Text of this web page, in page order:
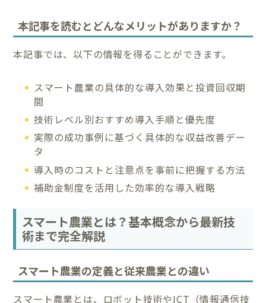
本記事を読むとどんなメリットがありますか？
本記事では、以下の情報を得ることができます。
スマート農業の具体的な導入効果と投資回収期
間
技術レベル別おすすめ導入手順と優先度
実際の成功事例に基づく具体的な収益改善デー
タ
導入時のコストと注意点を事前に把握する方法
補助金制度を活用した効率的な導入戦略
スマート農業とは？基本概念から最新技
術まで完全解説
スマート農業の定義と従来農業との違い
スマート農業とは、ロボット技術やICT（情報通信技